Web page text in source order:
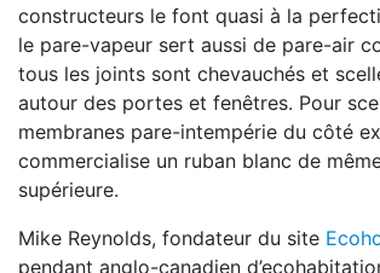
constructeurs le font quasi à la
le pare-vapeur sert aussi de pare-air
tous les joints sont chevauchés et
autour des portes et fenêtres. Pour
membranes pare-intempérie du côté
commercialise un ruban blanc de
supérieure.
Mike Reynolds, fondateur du site
pendant anglo-canadien